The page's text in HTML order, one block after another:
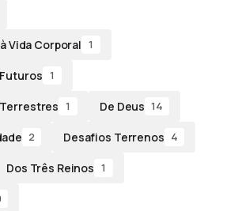
Vida Corporal 1
1
Terrestres 1 De Deus 14
2 Desafios Terrenos 4
Dos Três Reinos 1